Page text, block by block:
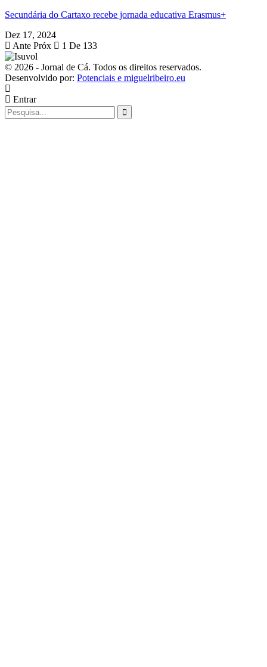
Secundária do Cartaxo recebe jornada educativa Erasmus+
Dez 17, 2024
Ante Próx 1 De 133
© 2026 - Jornal de Cá. Todos os direitos reservados.
Desenvolvido por: Potenciais e miguelribeiro.eu
Entrar